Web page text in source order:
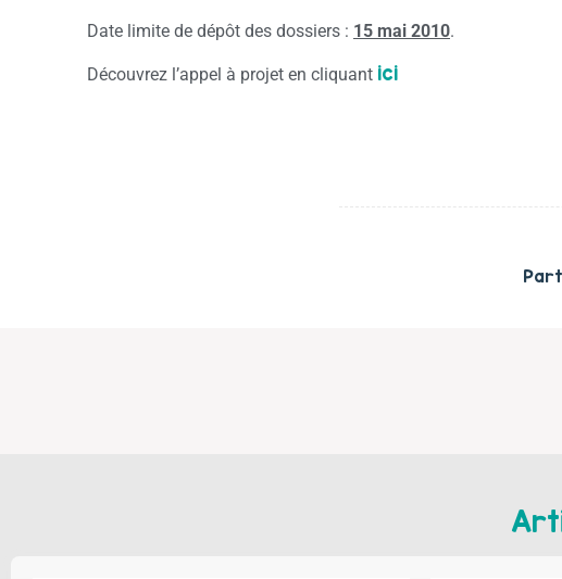
Date limite de dépôt des dossiers : 15 mai 2010.
Découvrez l’appel à projet en cliquant ici